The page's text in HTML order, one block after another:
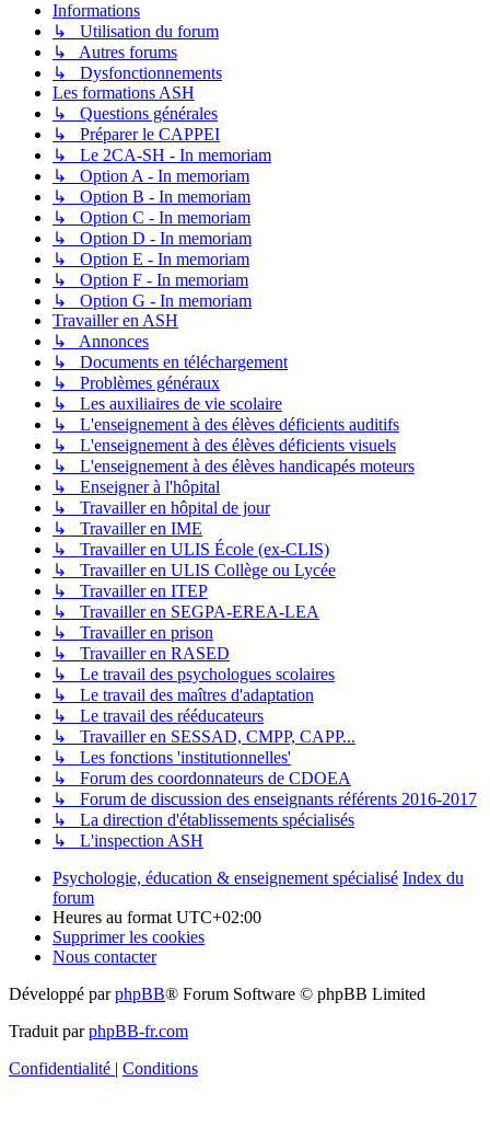
Informations
↳ Utilisation du forum
↳ Autres forums
↳ Dysfonctionnements
Les formations ASH
↳ Questions générales
↳ Préparer le CAPPEI
↳ Le 2CA-SH - In memoriam
↳ Option A - In memoriam
↳ Option B - In memoriam
↳ Option C - In memoriam
↳ Option D - In memoriam
↳ Option E - In memoriam
↳ Option F - In memoriam
↳ Option G - In memoriam
Travailler en ASH
↳ Annonces
↳ Documents en téléchargement
↳ Problèmes généraux
↳ Les auxiliaires de vie scolaire
↳ L'enseignement à des élèves déficients auditifs
↳ L'enseignement à des élèves déficients visuels
↳ L'enseignement à des élèves handicapés moteurs
↳ Enseigner à l'hôpital
↳ Travailler en hôpital de jour
↳ Travailler en IME
↳ Travailler en ULIS École (ex-CLIS)
↳ Travailler en ULIS Collège ou Lycée
↳ Travailler en ITEP
↳ Travailler en SEGPA-EREA-LEA
↳ Travailler en prison
↳ Travailler en RASED
↳ Le travail des psychologues scolaires
↳ Le travail des maîtres d'adaptation
↳ Le travail des rééducateurs
↳ Travailler en SESSAD, CMPP, CAPP...
↳ Les fonctions 'institutionnelles'
↳ Forum des coordonnateurs de CDOEA
↳ Forum de discussion des enseignants référents 2016-2017
↳ La direction d'établissements spécialisés
↳ L'inspection ASH
Psychologie, éducation & enseignement spécialisé Index du
forum
Heures au formatUTC+02:00
Supprimer les cookies
Nous contacter
Développé parphpBB® Forum Software © phpBB Limited
Traduit parphpBB-fr.com
Confidentialité
Conditions